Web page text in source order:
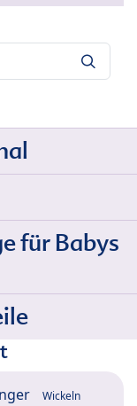
für Babys
Wickeln